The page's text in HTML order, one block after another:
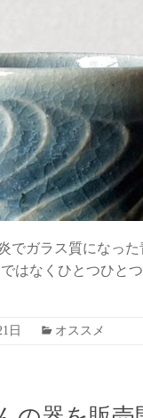
でガラス質になっ
はなくひとつひと
日 オススメ